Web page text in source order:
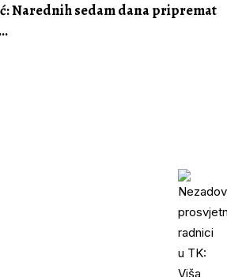
Narednih sedam dana pripremat